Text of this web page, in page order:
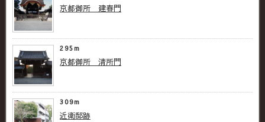
京都御所 建春門
295m
京都御所 清所門
309m
近衛邸跡